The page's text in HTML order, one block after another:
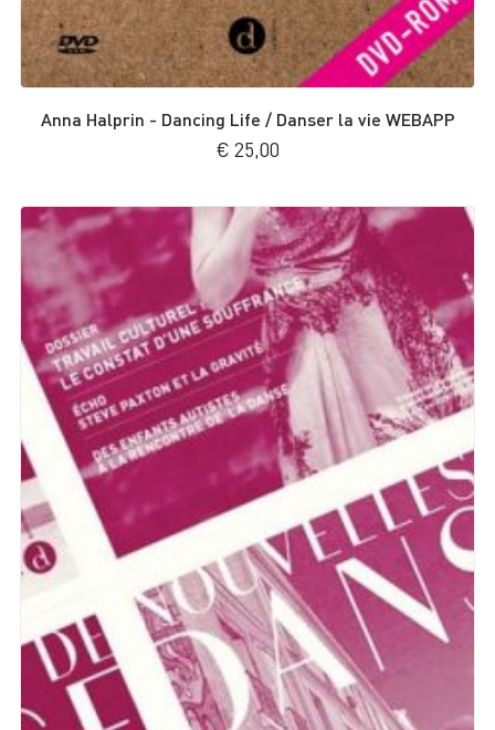
Anna Halprin - Dancing Life / Danser la vie WEBAPP
€ 25,00